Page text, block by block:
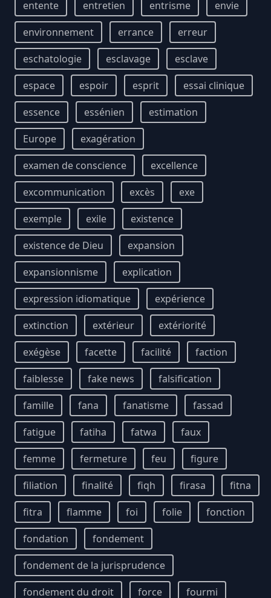
entente
entretien entrisme
envie
environnement
errance
erreur
eschatologie
esclavage
esclave
espace
espoir esprit
essai clinique
essence
essénien
estimation
Europe
exagération
examen de conscience
excellence
excommunication
excès
exe
exemple
exile
existence
existence de Dieu
expansion
expansionnisme
explication
expression idiomatique
expérience
extinction
extérieur
extériorité
exégèse
facette facilité
faction
faiblesse
fake news
falsification
famille
fana fanatisme
fassad
fatigue
fatiha fatwa
faux
femme
fermeture feu
figure
filiation
finalité fiqh firasa
fitna
fitra
flamme foi folie
fonction
fondation
fondement
fondement de la jurisprudence
fondement du droit
force fourmi